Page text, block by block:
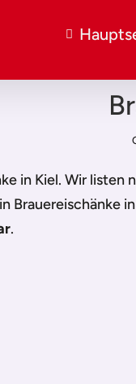
in Kiel. Wir listen
Brauereischänke
.